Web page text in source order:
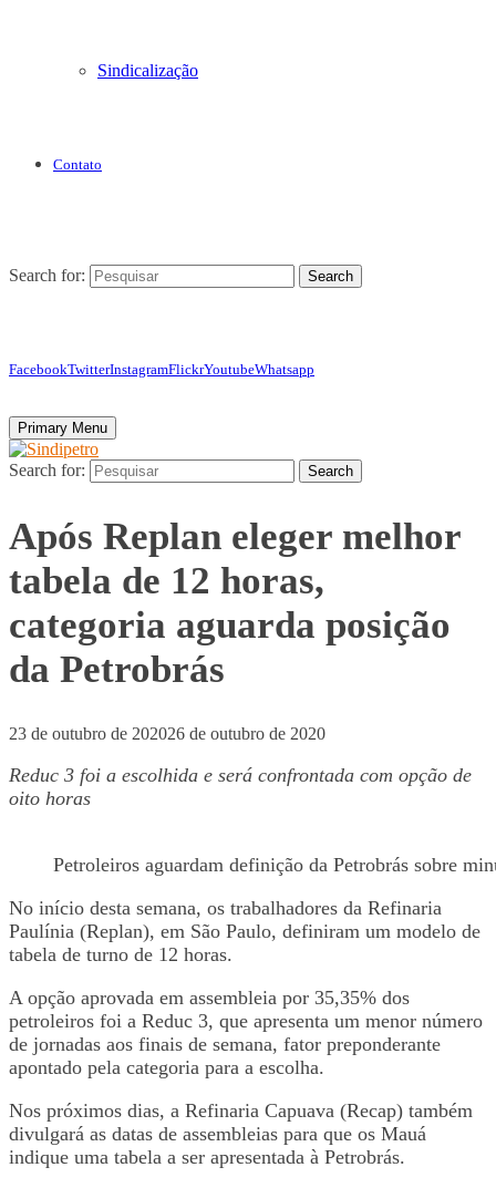
Sindicalização
Contato
Search for: Search
FacebookTwitterInstagramFlickrYoutubeWhatsapp
Primary Menu
Search for: Search
Após Replan eleger melhor
tabela de 12 horas,
categoria aguarda posição
da Petrobrás
23 de outubro de 202026 de outubro de 2020
Reduc 3 foi a escolhida e será confrontada com opção de
oito horas
Petroleiros aguardam definição da Petrobrás sobre
No início desta semana, os trabalhadores da Refinaria
Paulínia (Replan), em São Paulo, definiram um modelo de
tabela de turno de 12 horas.
A opção aprovada em assembleia por 35,35% dos
petroleiros foi a Reduc 3, que apresenta um menor número
de jornadas aos finais de semana, fator preponderante
apontado pela categoria para a escolha.
Nos próximos dias, a Refinaria Capuava (Recap) também
divulgará as datas de assembleias para que os Mauá
indique uma tabela a ser apresentada à Petrobrás.